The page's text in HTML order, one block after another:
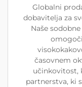
Globalni
dobavitelja za
Naše
časovnem
učinkovitost,
partnerstva, ki